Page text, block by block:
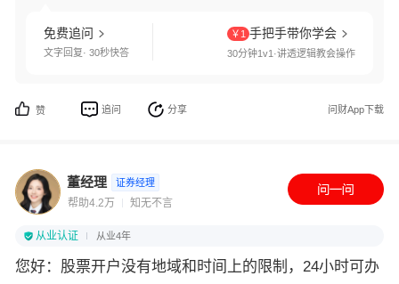
免费追问
文字回复· 30秒快答
￥1 手把手带你学会
30分钟1v1·讲透逻辑教会操作
赞 追问 分享 问财App下载
董经理 证券经理
帮助4.2万 知无不言
从业认证 从业4年
您好：股票开户没有地域和时间上的限制，24小时可办